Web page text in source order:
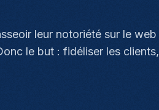
leur notoriété sur le web
le but : fidéliser les clients,